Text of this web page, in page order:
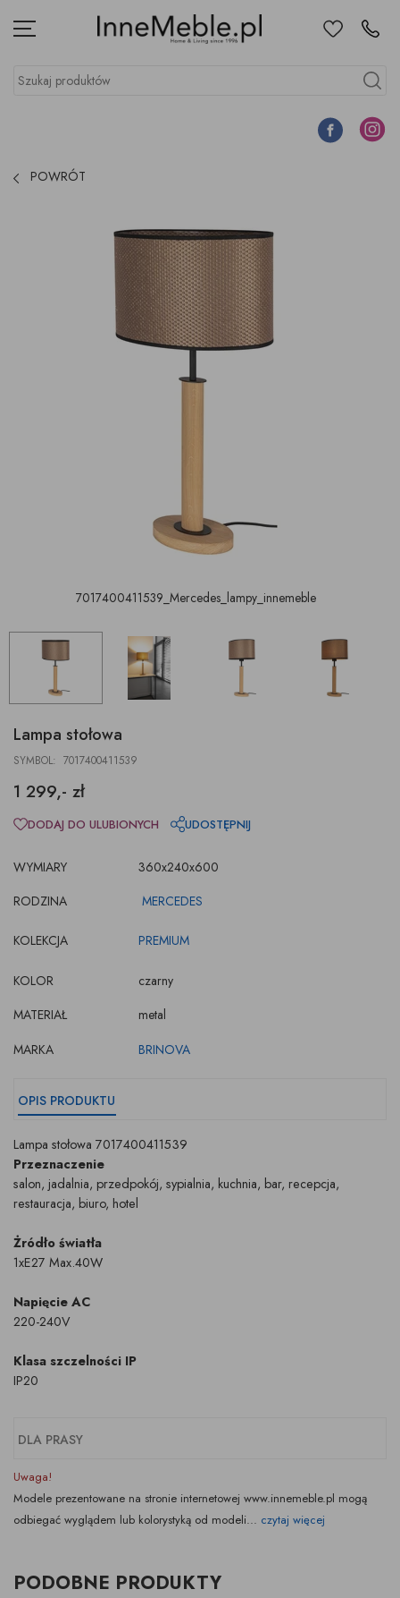
Menu UlubioneKontakt
Szukaj produktów
Szukaj
Facebook
POWRÓT
7017400411539_Mercedes_lampy_innemeble
Lampa stołowa
SYMBOL: 7017400411539
1 299,- zł
WYMIARY
360x240x600
RODZINA
MERCEDES
KOLEKCJA PREMIUM
KOLOR
czarny
MATERIAŁ
metal
MARKA
BRINOVA
DODAJ DO ULUBIONYCH UDOSTĘPNIJ
OPIS PRODUKTU
Lampa stołowa 7017400411539
Przeznaczenie
salon, jadalnia, przedpokój, sypialnia, kuchnia, bar, recepcja,
restauracja, biuro, hotel
Żródło światła
1xE27 Max.40W
Napięcie AC
220-240V
Klasa szczelności IP
IP20
DLA PRASY
Uwaga!
Modele prezentowane na stronie internetowej www.innemeble.pl mogą
odbiegać wyglądem lub kolorystyką od modeli... czytaj więcej
PODOBNE PRODUKTY